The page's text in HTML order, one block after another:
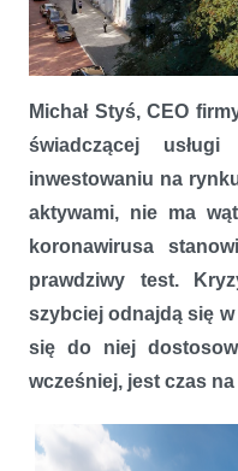
Michał Styś, CEO
świadczącej
inwestowaniu na
aktywami, nie ma
koronawirusa
prawdziwy test.
szybciej odnajdą się
się do niej
wcześniej, jest czas na